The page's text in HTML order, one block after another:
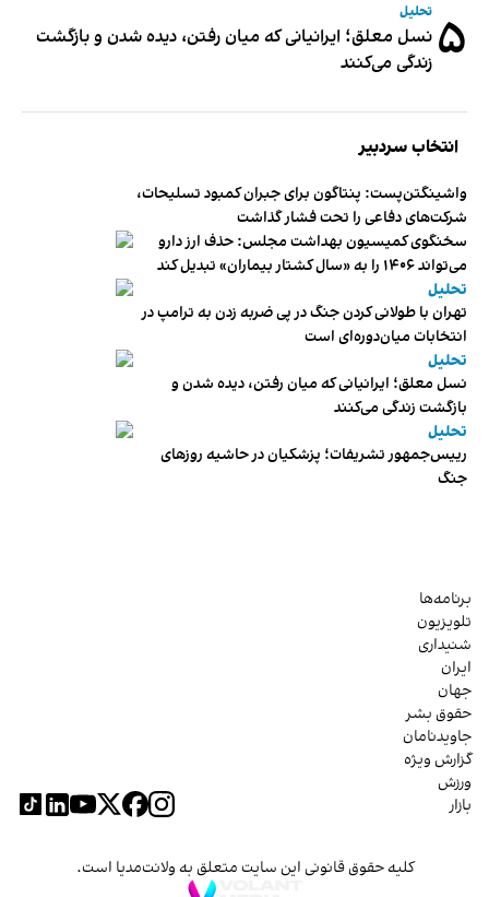
۵ تحلیل
نسل معلق؛ ایرانیانی که میان رفتن، دیده شدن و بازگشت
زندگی می‌کنند
انتخاب سردبیر
واشینگتن‌پست: پنتاگون برای جبران کمبود تسلیحات،
شرکت‌های دفاعی را تحت فشار گذاشت
سخنگوی کمیسیون بهداشت مجلس: حذف ارز دارو
می‌تواند ۱۴۰۶ را به «سال کشتار بیماران» تبدیل کند
تحلیل
تهران با طولانی کردن جنگ در پی ضربه زدن به ترامپ در
انتخابات میان‌دوره‌ای است
تحلیل
نسل معلق؛ ایرانیانی که میان رفتن، دیده شدن و
بازگشت زندگی می‌کنند
تحلیل
رییس‌جمهور تشریفات؛ پزشکیان در حاشیه روزهای
جنگ
برنامه‌ها
تلویزیون
شنیداری
ایران
جهان
حقوق بشر
جاویدنامان
گزارش ویژه
ورزش
بازار
کلیه حقوق قانونی این سایت متعلق به ولانت‌مدیا است.